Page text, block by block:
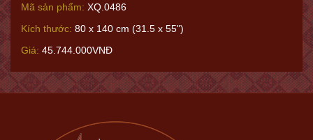
Mã sản phẩm: XQ.0486
Kích thước: 80 x 140 cm (31.5 x 55")
Giá: 45.744.000VNĐ